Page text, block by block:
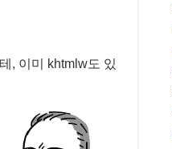
, 이미 khtmlw도 있